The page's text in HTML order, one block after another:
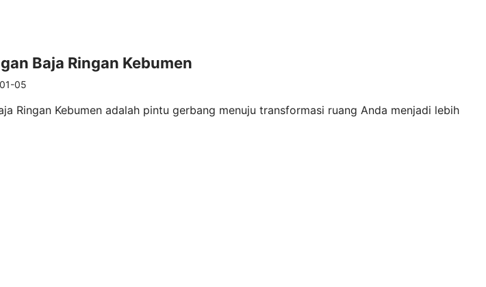
Baja Ringan Kebumen
05
Ringan Kebumen adalah pintu gerbang menuju transformasi ruang Anda menjadi lebih